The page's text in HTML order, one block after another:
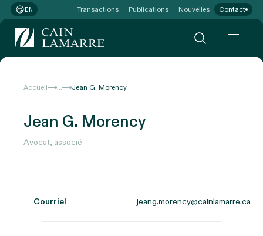
EN Transactions Publications Nouvelles Contact
Accueil ... Jean G. Morency
Jean G. Morency
Avocat, associé
Courriel jeang.morency@cainlamarre.ca